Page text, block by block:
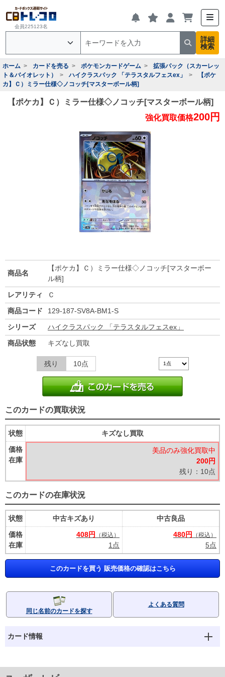
会員225123名
詳細
検索
ホーム カードを売る ポケモンカードゲーム
拡張パック（スカーレッ
ト＆バイオレット）
ハイクラスパック 「テラスタルフェスex」
【ポケ
カ】Ｃ）ミラー仕様◇ノコッチ[マスターボール柄]
【ポケカ】Ｃ）ミラー仕様◇ノコッチ[マスターボール柄]
強化買取価格200円
商品名
【ポケカ】Ｃ）ミラー仕様◇ノコッチ[マスターボー
ル柄]
レアリティ
Ｃ
商品コード
129-187-SV8A-BM1-S
シリーズ
ハイクラスパック 「テラスタルフェスex」
商品状態
キズなし買取
残り 10点
このカードの買取状況
状態
価格
在庫
キズなし買取
美品のみ強化買取中
200円
残り：10点
このカードの在庫状況
状態
価格
在庫
中古キズあり
408円
（税込）
1点
中古良品
480円
（税込）
5点
このカードを買う 販売価格の確認はこちら
同じ名前のカードを探す
よくある質問
カード情報